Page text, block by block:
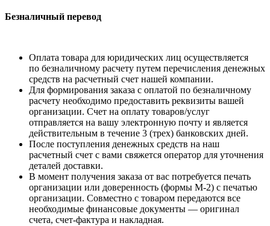
Безналичный перевод
Оплата товара для юридических лиц осуществляется
по безналичному расчету путем перечисления денежных
средств на расчетный счет нашей компании.
Для формирования заказа с оплатой по безналичному
расчету необходимо предоставить реквизиты вашей
организации. Счет на оплату товаров/услуг
отправляется на вашу электронную почту и является
действительным в течение 3 (трех) банковских дней.
После поступления денежных средств на наш
расчетный счет с вами свяжется оператор для уточнения
деталей доставки.
В момент получения заказа от вас потребуется печать
организации или доверенность (формы М-2) с печатью
организации. Совместно с товаром передаются все
необходимые финансовые документы — оригинал
счета, счет-фактура и накладная.